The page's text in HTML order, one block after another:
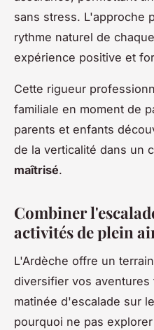
sans stress. L'approche
rythme naturel de
expérience positive et
Cette rigueur
familiale en moment de
parents et enfants
de la verticalité dans un
maîtrisé.
Combiner
activités de plein
L'Ardèche offre un
diversifier vos aventures
matinée d'escalade sur
pourquoi ne pas